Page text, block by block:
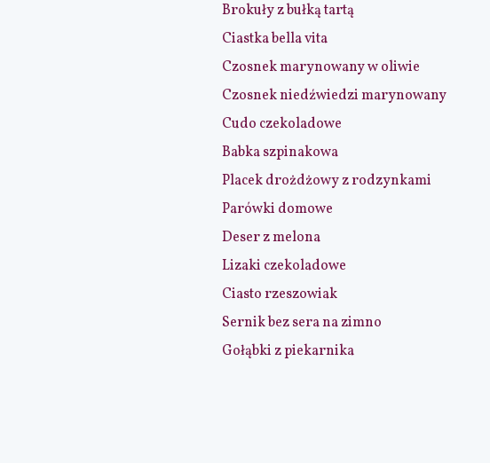
Brokuły z bułką tartą
Ciastka bella vita
Czosnek marynowany w oliwie
Czosnek niedźwiedzi marynowany
Cudo czekoladowe
Babka szpinakowa
Placek drożdżowy z rodzynkami
Parówki domowe
Deser z melona
Lizaki czekoladowe
Ciasto rzeszowiak
Sernik bez sera na zimno
Gołąbki z piekarnika